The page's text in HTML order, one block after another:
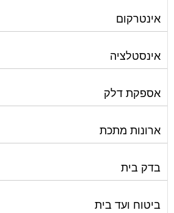
אינטרקום
אינסטלציה
אספקת דלק
ארונות מתכת
בדק בית
ביטוח ועד בית